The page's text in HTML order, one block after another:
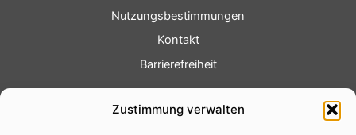
Zustimmung verwalten
Nutzungsbestimmungen
Kontakt
Barrierefreiheit
Fotoservice